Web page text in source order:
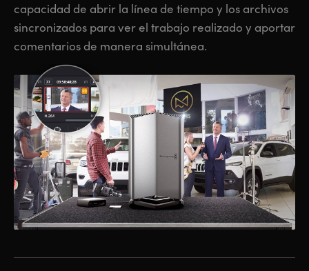
capacidad de abrir la línea de tiempo y los archivos
sincronizados para ver el trabajo realizado y aportar
comentarios de manera simultánea.